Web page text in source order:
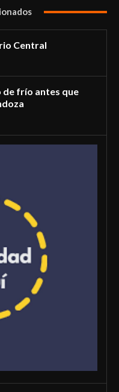
Central
frío antes que